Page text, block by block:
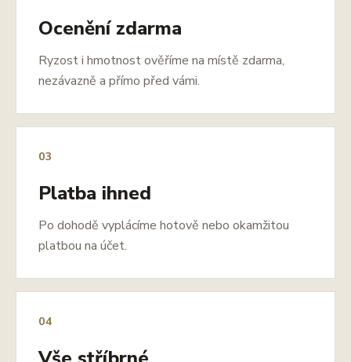
Ocenění zdarma
Ryzost i hmotnost ověříme na místě zdarma,
nezávazně a přímo před vámi.
03
Platba ihned
Po dohodě vyplácíme hotově nebo okamžitou
platbou na účet.
04